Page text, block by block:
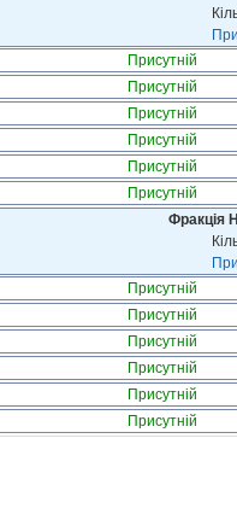
Присутній
Присутній
Присутній
Присутній
Присутній
Присутній
Фракція
Присутній
Присутній
Присутній
Присутній
Присутній
Присутній